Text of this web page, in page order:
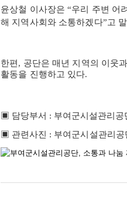
윤상철 이사장은“우리 주변 어
해 지역사회와 소통하겠다”고
한편, 공단은 매년 지역의 이웃
활동을 진행하고 있다.
▣ 담당부서 : 부여군시설관리공
▣ 관련사진 : 부여군시설관리